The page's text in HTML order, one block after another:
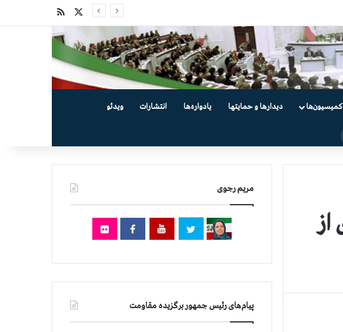
کمیسیون‌‌ها دیدارها و حمایتها یادواره‌ها انتشارات ویدئو
مریم رجوی
پیام‌های رئیس جمهور برگزیده مقاومت